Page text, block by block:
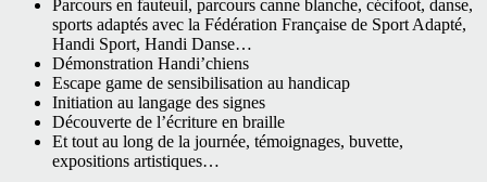
Parcours en fauteuil, parcours canne blanche, cécifoot, danse,
sports adaptés avec la Fédération Française de Sport Adapté,
Handi Sport, Handi Danse…
Démonstration Handi’chiens
Escape game de sensibilisation au handicap
Initiation au langage des signes
Découverte de l’écriture en braille
Et tout au long de la journée, témoignages, buvette,
expositions artistiques…